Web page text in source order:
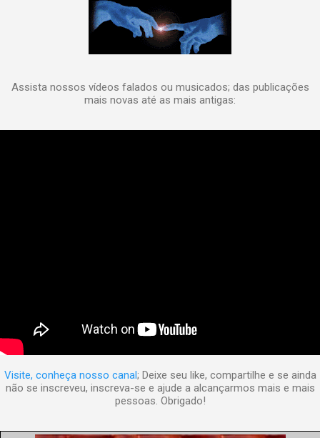
Assista nossos vídeos falados ou musicados; das publicações
mais novas até as mais antigas:
Visite, conheça nosso canal; Deixe seu like, compartilhe e se ainda
não se inscreveu, inscreva-se e ajude a alcançarmos mais e mais
pessoas. Obrigado!